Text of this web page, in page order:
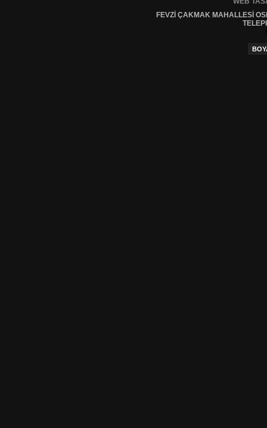
FEVZI ÇAKMAK MAHALLESI